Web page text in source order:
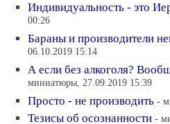
Индивидуальность - это
00:26
Бараны и производители
06.10.2019 15:14
А если без алкоголя?
миниатюры, 27.09.2019 15:39
Просто - не производить -
Тезисы об осознанности -